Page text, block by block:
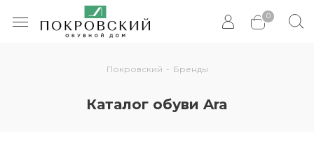
0
Покровский - Бренды
Каталог обуви Ara